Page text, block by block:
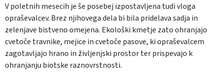
V poletnih mesecih je še posebej izpostavljena tudi vloga
opraševalcev. Brez njihovega dela bi bila pridelava sadja in
zelenjave bistveno omejena. Ekološki kmetje zato ohranjajo
cvetoče travnike, mejice in cvetoče pasove, ki opraševalcem
zagotavljajo hrano in življenjski prostor ter prispevajo k
ohranjanju biotske raznovrstnosti.